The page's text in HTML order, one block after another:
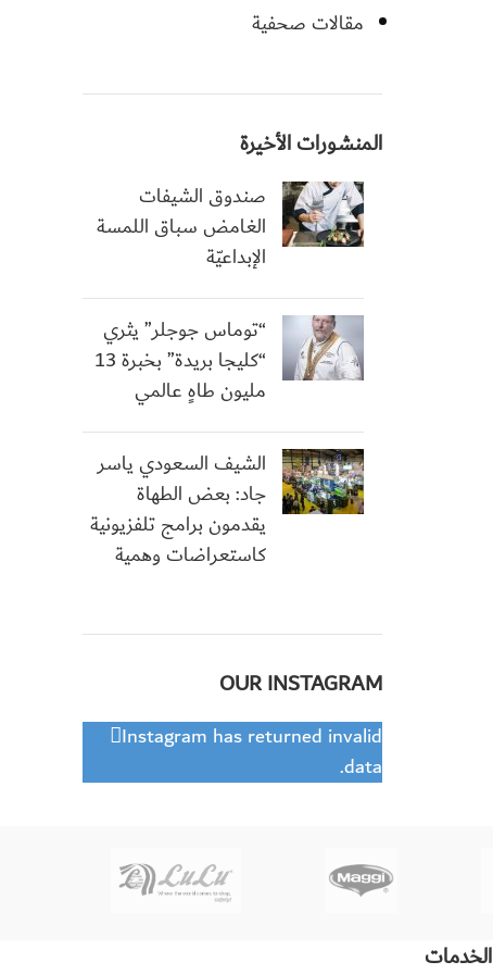
مقالات صحفية
المنشورات الأخيرة
صندوق الشيفات
الغامض سباق اللمسة
الإبداعيّة
“توماس جوجلر” يثري
“كليجا بريدة” بخبرة 13
مليون طاهٍ عالمي
الشيف السعودي ياسر
جاد: بعض الطهاة
يقدمون برامج تلفزيونية
كاستعراضات وهمية
OUR INSTAGRAM
Instagram has returned invalid
data.
الخدمات